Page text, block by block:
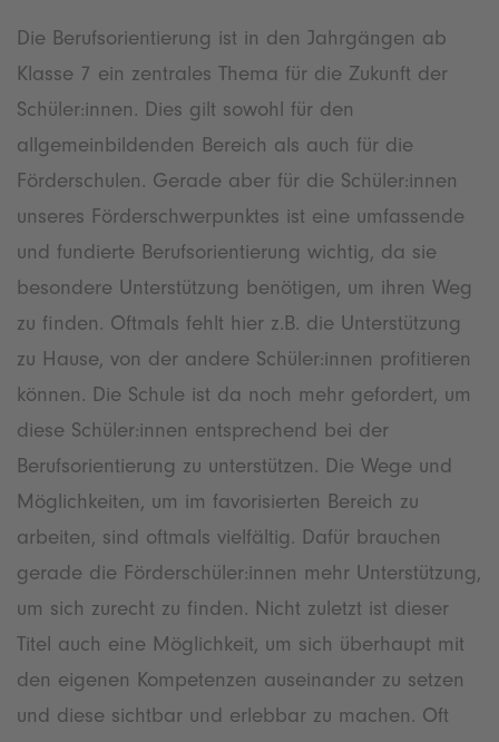
Die Berufsorientierung ist in den Jahrgängen ab
Klasse 7 ein zentrales Thema für die Zukunft der
Schüler:innen. Dies gilt sowohl für den
allgemeinbildenden Bereich als auch für die
Förderschulen. Gerade aber für die Schüler:innen
unseres Förderschwerpunktes ist eine umfassende
und fundierte Berufsorientierung wichtig, da sie
besondere Unterstützung benötigen, um ihren Weg
zu finden. Oftmals fehlt hier z.B. die Unterstützung
zu Hause, von der andere Schüler:innen profitieren
können. Die Schule ist da noch mehr gefordert, um
diese Schüler:innen entsprechend bei der
Berufsorientierung zu unterstützen. Die Wege und
Möglichkeiten, um im favorisierten Bereich zu
arbeiten, sind oftmals vielfältig. Dafür brauchen
gerade die Förderschüler:innen mehr Unterstützung,
um sich zurecht zu finden. Nicht zuletzt ist dieser
Titel auch eine Möglichkeit, um sich überhaupt mit
den eigenen Kompetenzen auseinander zu setzen
und diese sichtbar und erlebbar zu machen. Oft